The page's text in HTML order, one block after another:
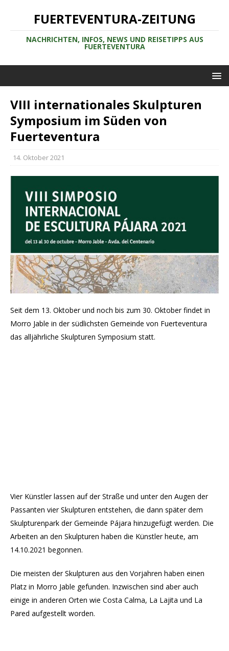
FUERTEVENTURA-ZEITUNG
NACHRICHTEN, INFOS, NEWS UND REISETIPPS AUS
FUERTEVENTURA
VIII internationales Skulpturen
Symposium im Süden von
Fuerteventura
14. Oktober 2021
Seit dem 13. Oktober und noch bis zum 30. Oktober findet in
Morro Jable in der südlichsten Gemeinde von Fuerteventura
das alljährliche Skulpturen Symposium statt.
Vier Künstler lassen auf der Straße und unter den Augen der
Passanten vier Skulpturen entstehen, die dann später dem
Skulpturenpark der Gemeinde Pájara hinzugefügt werden. Die
Arbeiten an den Skulpturen haben die Künstler heute, am
14.10.2021 begonnen.
Die meisten der Skulpturen aus den Vorjahren haben einen
Platz in Morro Jable gefunden. Inzwischen sind aber auch
einige in anderen Orten wie Costa Calma, La Lajita und La
Pared aufgestellt worden.